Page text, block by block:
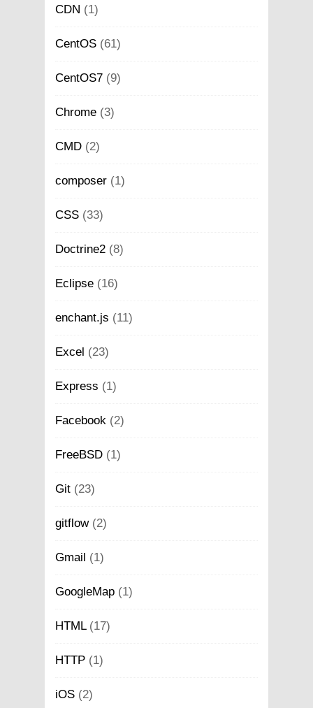
CDN (1)
CentOS (61)
CentOS7 (9)
Chrome (3)
CMD (2)
composer (1)
CSS (33)
Doctrine2 (8)
Eclipse (16)
enchant.js (11)
Excel (23)
Express (1)
Facebook (2)
FreeBSD (1)
Git (23)
gitflow(2)
Gmail (1)
GoogleMap (1)
HTML(17)
HTTP (1)
iOS (2)